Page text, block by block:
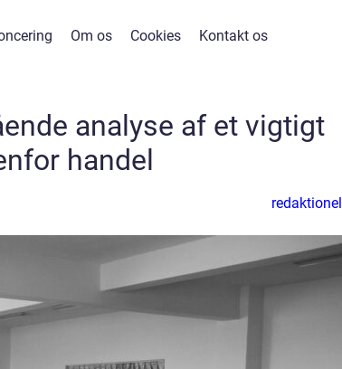
Om os Cookies Kontakt os
analyse af et vigtigt
handel
redaktionel